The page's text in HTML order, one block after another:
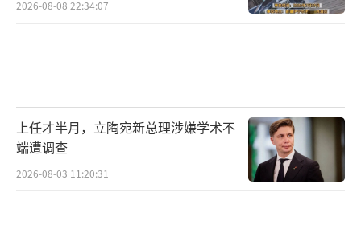
2026-08-08 22:34:07
上任才半月，立陶宛新总理涉嫌学术不
端遭调查
2026-08-03 11:20:31